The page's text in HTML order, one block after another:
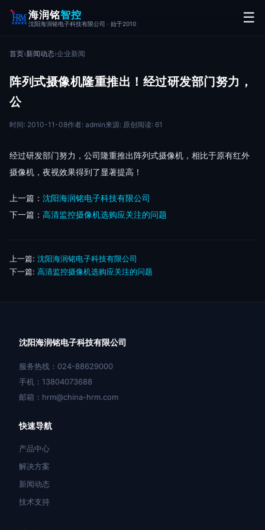
海润铭智控
沈阳海润铭电子科技有限公司 · 始于2010 ☰
首页›新闻动态›企业新闻
阵列式摄像机隆重推出！经过研发部门努力，
公
时间: 2010-11-08作者: admin来源: 原创阅读: 61
经过研发部门努力，公司隆重推出阵列式摄像机，相比于原有红外
摄像机，夜视效果得到了显著提高！
上一篇： 沈阳海润铭电子科技有限公司
下一篇： 高清监控摄像机选购应关注的问题
上一篇: 沈阳海润铭电子科技有限公司
下一篇: 高清监控摄像机选购应关注的问题
沈阳海润铭电子科技有限公司
服务热线：024-88629000
手机：13804073688
邮箱：hrm@china-hrm.com
快速导航
产品中心
解决方案
新闻动态
技术支持